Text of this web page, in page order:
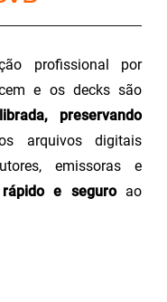
profissional por
e os decks são
preservando
arquivos digitais
emissoras e
e seguroao